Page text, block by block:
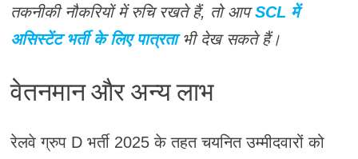
तकनीकी नौकरियों में रुचि रखते हैं, तो आपSCL में
असिस्टेंट भर्ती के लिए पात्रताभी देख सकते हैं।
वेतनमान और अन्य लाभ
रेलवे ग्रुप D भर्ती 2025 के तहत चयनित उम्मीदवारों को